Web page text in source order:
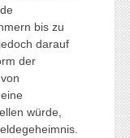
bis zu
darauf
der
würde,